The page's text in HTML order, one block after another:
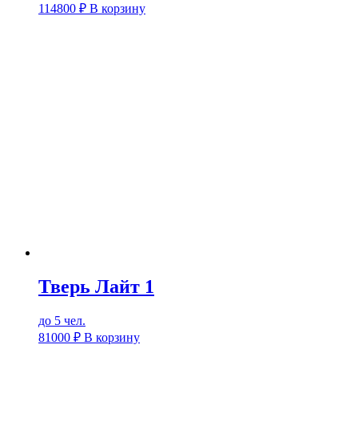
114800 ₽ В корзину
Тверь Лайт 1
до 5 чел.
81000 ₽ В корзину